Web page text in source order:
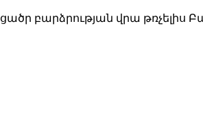
բարձրության վրա թռչելիս